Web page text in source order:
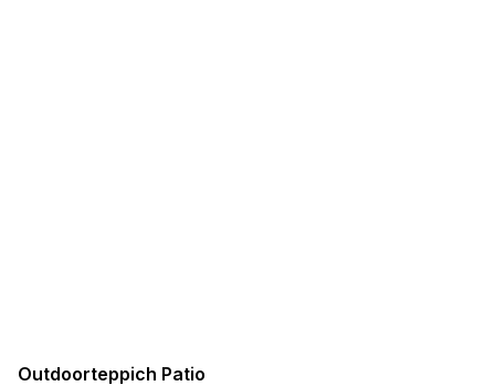
Outdoorteppich Patio